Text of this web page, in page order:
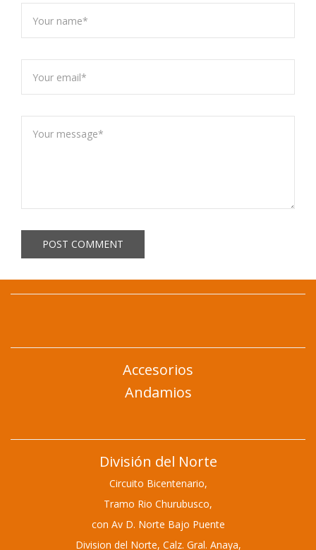
Accesorios
Andamios
División del Norte
Circuito Bicentenario,
Tramo Rio Churubusco,
con Av D. Norte Bajo Puente
Division del Norte, Calz. Gral. Anaya,